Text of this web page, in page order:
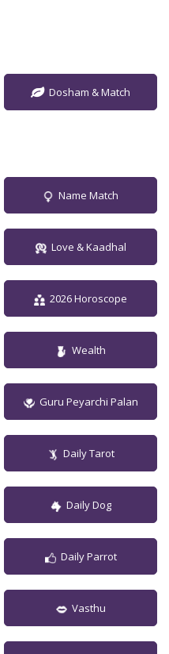
Dosham & Match
Name Match
Love & Kaadhal
2026 Horoscope
Wealth
Guru Peyarchi Palan
Daily Tarot
Daily Dog
Daily Parrot
Vasthu